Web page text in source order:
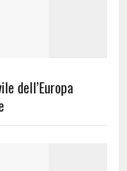
dell’Europa